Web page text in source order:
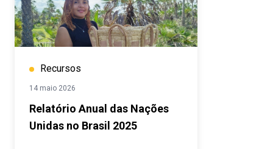
Recursos
14 maio 2026
Relatório Anual das Nações
Unidas no Brasil 2025